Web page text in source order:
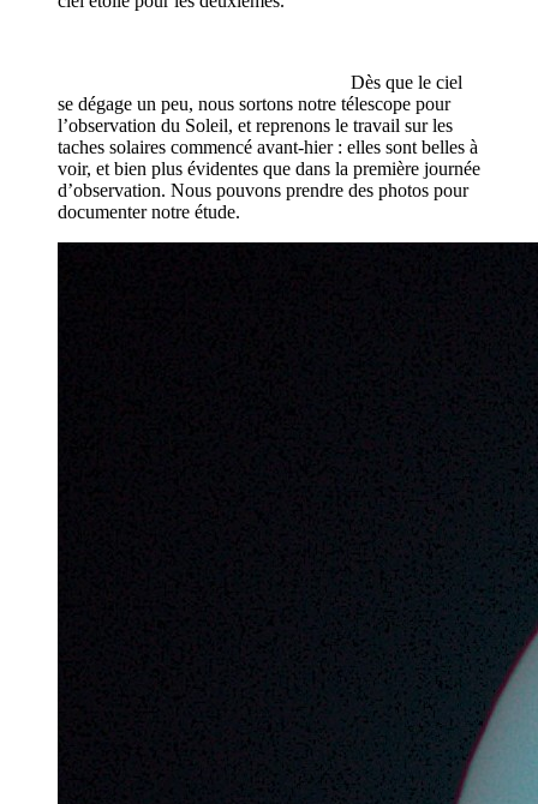
Dès que le ciel
se dégage un peu, nous sortons notre télescope pour
l’observation du Soleil, et reprenons le travail sur les
taches solaires commencé avant-hier : elles sont belles à
voir, et bien plus évidentes que dans la première journée
d’observation. Nous pouvons prendre des photos pour
documenter notre étude.